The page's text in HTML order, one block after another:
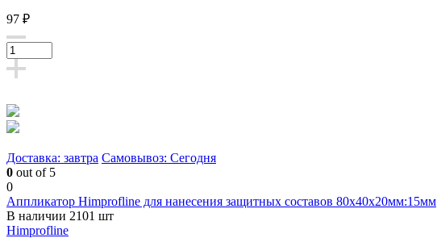
97 ₽
Доставка: завтра Самовывоз: Сегодня
0 out of 5
0
Аппликатор Himprofline для нанесения защитных составов 80х40х20мм:15мм
В наличии 2101 шт
Himprofline